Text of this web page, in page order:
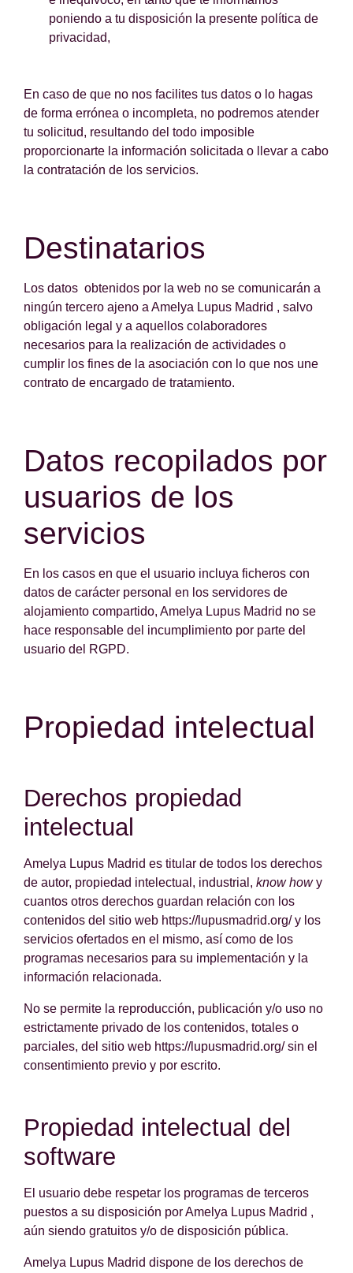
poniendo a tu disposición la presente política de
privacidad,
En caso de que no nos facilites tus datos o lo hagas
de forma errónea o incompleta, no podremos atender
tu solicitud, resultando del todo imposible
proporcionarte la información solicitada o llevar a cabo
la contratación de los servicios.
Destinatarios
Los datos obtenidos por la web no se comunicarán a
ningún tercero ajeno a Amelya Lupus Madrid , salvo
obligación legal y a aquellos colaboradores
necesarios para la realización de actividades o
cumplir los fines de la asociación con lo que nos une
contrato de encargado de tratamiento.
Datos recopilados por
usuarios de los
servicios
En los casos en que el usuario incluya ficheros con
datos de carácter personal en los servidores de
alojamiento compartido, Amelya Lupus Madrid no se
hace responsable del incumplimiento por parte del
usuario del RGPD.
Propiedad intelectual
Derechos propiedad
intelectual
Amelya Lupus Madrid es titular de todos los derechos
de autor, propiedad intelectual, industrial, know howy
cuantos otros derechos guardan relación con los
contenidos del sitio web https://lupusmadrid.org/ y los
servicios ofertados en el mismo, así como de los
programas necesarios para su implementación y la
información relacionada.
No se permite la reproducción, publicación y/o uso no
estrictamente privado de los contenidos, totales o
parciales, del sitio web https://lupusmadrid.org/ sin el
consentimiento previo y por escrito.
Propiedad intelectual del
software
El usuario debe respetar los programas de terceros
puestos a su disposición por Amelya Lupus Madrid ,
aún siendo gratuitos y/o de disposición pública.
Amelya Lupus Madrid dispone de los derechos de